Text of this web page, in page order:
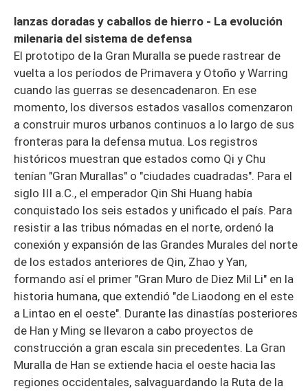
lanzas doradas y caballos de hierro - La evolución
milenaria del sistema de defensa
El prototipo de la Gran Muralla se puede rastrear de
vuelta a los períodos de Primavera y Otoño y Warring
cuando las guerras se desencadenaron. En ese
momento, los diversos estados vasallos comenzaron
a construir muros urbanos continuos a lo largo de sus
fronteras para la defensa mutua. Los registros
históricos muestran que estados como Qi y Chu
tenían "Gran Murallas" o "ciudades cuadradas". Para el
siglo III a.C., el emperador Qin Shi Huang había
conquistado los seis estados y unificado el país. Para
resistir a las tribus nómadas en el norte, ordenó la
conexión y expansión de las Grandes Murales del norte
de los estados anteriores de Qin, Zhao y Yan,
formando así el primer "Gran Muro de Diez Mil Li" en la
historia humana, que extendió "de Liaodong en el este
a Lintao en el oeste". Durante las dinastías posteriores
de Han y Ming se llevaron a cabo proyectos de
construcción a gran escala sin precedentes. La Gran
Muralla de Han se extiende hacia el oeste hacia las
regiones occidentales, salvaguardando la Ruta de la